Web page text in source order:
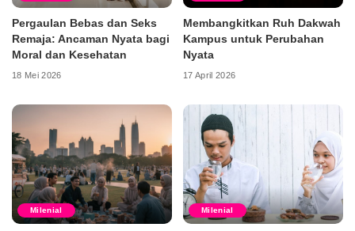
Pergaulan Bebas dan Seks
Remaja: Ancaman Nyata bagi
Moral dan Kesehatan
18 Mei 2026
Membangkitkan Ruh Dakwah
Kampus untuk Perubahan
Nyata
17 April 2026
Milenial Milenial